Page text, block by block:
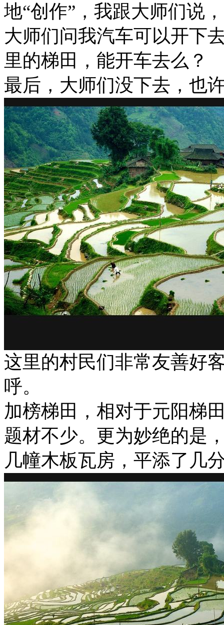
地“创作”，我跟大师们说
大师们问我汽车可以开下
里的梯田，能开车去么？
最后，大师们没下去，也
这里的村民们非常友善好
呼。
加榜梯田，相对于元阳梯
题材不少。更为妙绝的是
几幢木板瓦房，平添了几